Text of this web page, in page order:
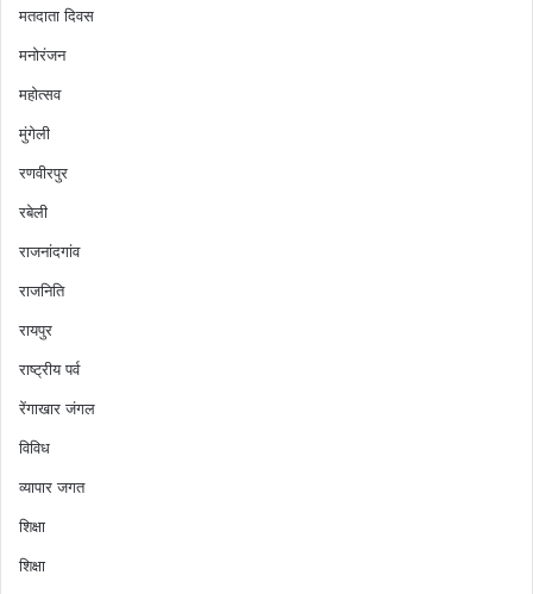
मतदाता दिवस
मनोरंजन
महोत्सव
मुंगेली
रणवीरपुर
रबेली
राजनांदगांव
राजनिति
रायपुर
राष्ट्रीय पर्व
रेंगाखार जंगल
विविध
व्यापार जगत
शिक्षा
शिक्षा